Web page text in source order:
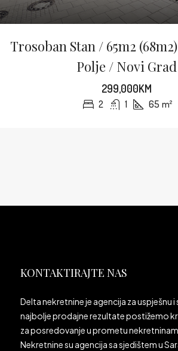
Trosoban Stan / 65m2
Polje / Novi Grad
299,000KM
2 1 65 m²
KONTAKTIRAJTE NAS
Delta nekretnine je agencija za uspješnu
najbolje prodajne rezultate postižemo
za posredovanje u prometu
Nekretnine su agencija sa sjedištem u